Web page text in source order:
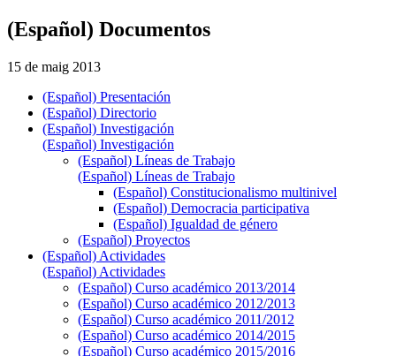
(Español) Documentos
15 de maig 2013
(Español) Presentación
(Español) Directorio
(Español) Investigación
(Español) Investigación
(Español) Líneas de Trabajo
(Español) Líneas de Trabajo
(Español) Constitucionalismo multinivel
(Español) Democracia participativa
(Español) Igualdad de género
(Español) Proyectos
(Español) Actividades
(Español) Actividades
(Español) Curso académico 2013/2014
(Español) Curso académico 2012/2013
(Español) Curso académico 2011/2012
(Español) Curso académico 2014/2015
(Español) Curso académico 2015/2016